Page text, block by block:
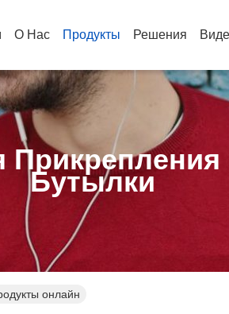
О Нас Продукты Решения
Бутылки
онлайн